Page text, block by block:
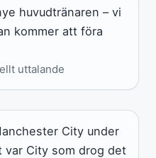
huvudtränaren – vi
kommer att föra
uttalande
City under
var City som drog det